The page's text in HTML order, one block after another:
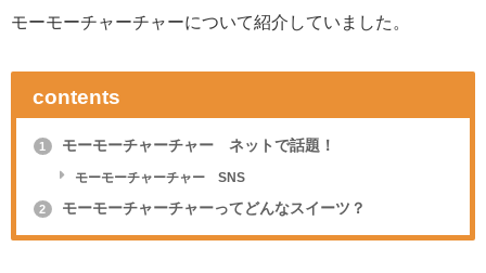
モーモーチャーチャーについて紹介していました。
contents
1 モーモーチャーチャー ネットで話題！
モーモーチャーチャー SNS
2 モーモーチャーチャーってどんなスイーツ？